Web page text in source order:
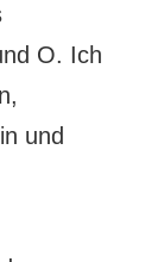
O. Ich
und